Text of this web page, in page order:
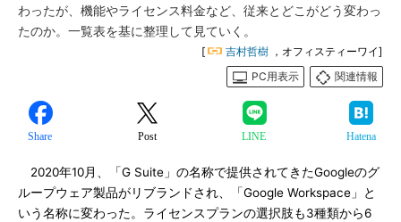
わったが、機能やライセンス料金など、従来とどこがどう変わっ
たのか。一覧表を基に整理して見ていく。
[ 吉村哲樹 ，オフィスティーワイ]
PC用表示
関連情報
Share Post LINE Hatena
2020年10月、「G Suite」の名称で提供されてきたGoogleのグ
ループウェア製品がリブランドされ、「Google Workspace」と
いう名称に変わった。ライセンスプランの選択肢も3種類から6